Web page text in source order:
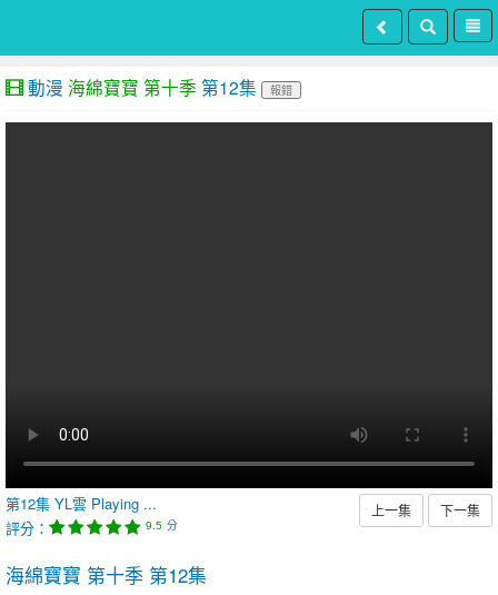
動漫 海綿寶寶 第十季 第12集 報錯
第12集 YL雲 Playing ...
評分：
9.5 分
上一集 下一集
海綿寶寶 第十季 第12集